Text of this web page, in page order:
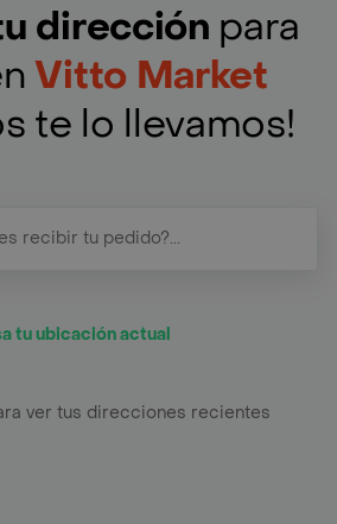
dirección para
Vitto Market
te lo llevamos!
tu ubicación actual
ver tus direcciones recientes